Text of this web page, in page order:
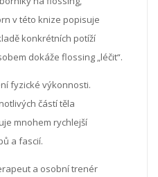
v této knize popisuje
konkrétních potíží
dokáže flossing „léčit“.
fyzické výkonnosti.
částí těla
mnohem rychlejší
a fascií.
a osobní trenér